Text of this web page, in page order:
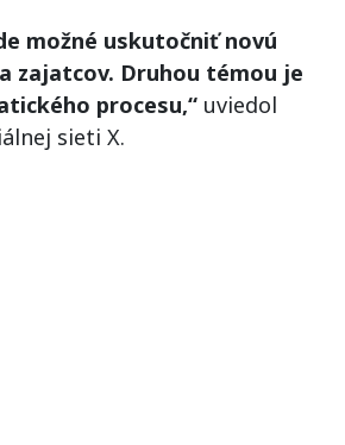
možné uskutočniť novú
zajatcov. Druhou témou je
procesu,“ uviedol
sieti X.